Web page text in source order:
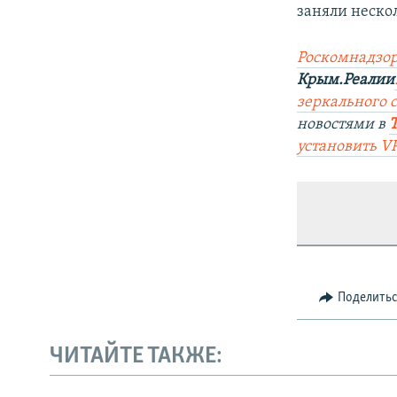
заняли
Крым.Реалии
зеркального
новостями в
установить
ЧИТАЙТЕ ТАКЖЕ: